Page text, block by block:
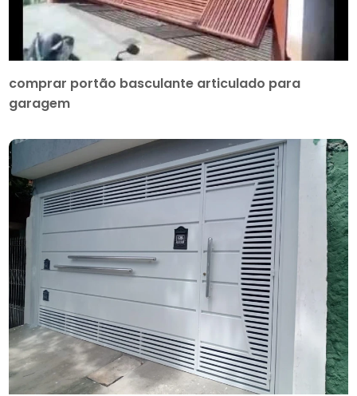
comprar portão basculante articulado para
garagem